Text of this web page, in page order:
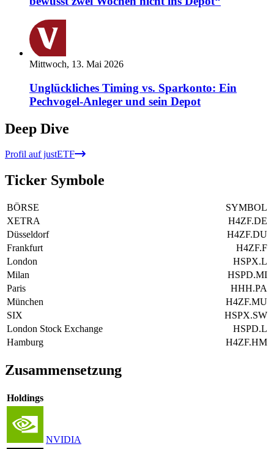
Mittwoch, 13. Mai 2026
Unglückliches Timing vs. Sparkonto: Ein
Pechvogel-Anleger und sein Depot
Deep Dive
Profil auf justETF
Ticker Symbole
BÖRSE
SYMBOL
XETRA
H4ZF.DE
Düsseldorf
H4ZF.DU
Frankfurt
H4ZF.F
London
HSPX.L
Milan
HSPD.MI
Paris
HHH.PA
München
H4ZF.MU
SIX
HSPX.SW
London Stock Exchange
HSPD.L
Hamburg
H4ZF.HM
Zusammensetzung
Holdings
NVIDIA